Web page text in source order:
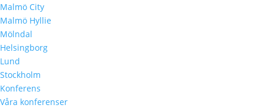
Malmö City
Malmö Hyllie
Mölndal
Helsingborg
Lund
Stockholm
Konferens
Våra konferenser